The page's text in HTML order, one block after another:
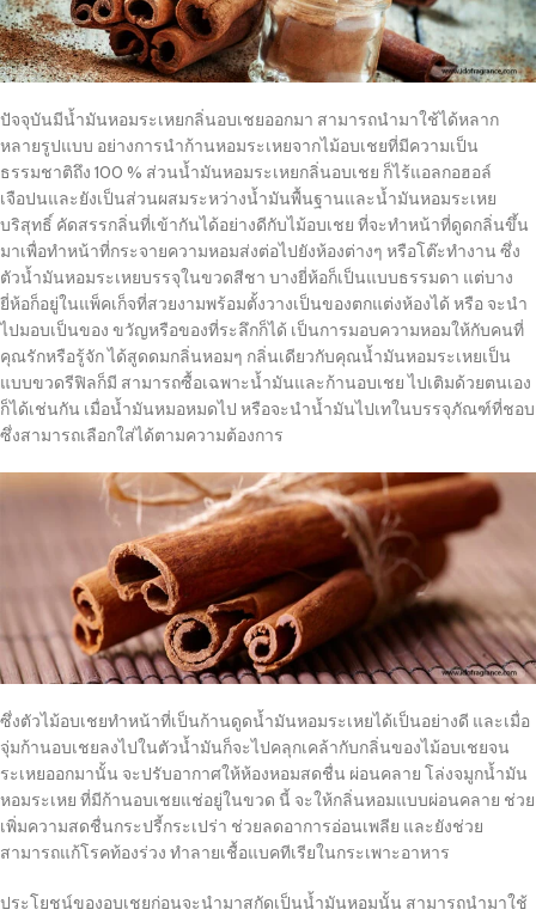
ปัจจุบันมีน้ำมันหอมระเหยกลิ่นอบเชยออกมา สามารถนำมาใช้ได้หลาก
หลายรูปแบบ อย่างการนำก้านหอมระเหยจากไม้อบเชยที่มีความเป็น
ธรรมชาติถึง 100 % ส่วนน้ำมันหอมระเหยกลิ่นอบเชย ก็ไร้แอลกอฮอล์
เจือปนและยังเป็นส่วนผสมระหว่างน้ำมันพื้นฐานและน้ำมันหอมระเหย
บริสุทธิ์ คัดสรรกลิ่นที่เข้ากันได้อย่างดีกับไม้อบเชย ที่จะทำหน้าที่ดูดกลิ่นขึ้น
มาเพื่อทำหน้าที่กระจายความหอมส่งต่อไปยังห้องต่างๆ หรือโต๊ะทำงาน ซึ่ง
ตัวน้ำมันหอมระเหยบรรจุในขวดสีชา บางยี่ห้อก็เป็นแบบธรรมดา แต่บาง
ยี่ห้อก็อยู่ในแพ็คเก็จที่สวยงามพร้อมตั้งวางเป็นของตกแต่งห้องได้ หรือ จะนำ
ไปมอบเป็นของ ขวัญหรือของที่ระลึกก็ได้ เป็นการมอบความหอมให้กับคนที่
คุณรักหรือรู้จัก ได้สูดดมกลิ่นหอมๆ กลิ่นเดียวกับคุณน้ำมันหอมระเหยเป็น
แบบขวดรีฟิลก็มี สามารถซื้อเฉพาะน้ำมันและก้านอบเชย ไปเติมด้วยตนเอง
ก็ได้เช่นกัน เมื่อน้ำมันหมอหมดไป หรือจะนำน้ำมันไปเทในบรรจุภัณฑ์ที่ชอบ
ซึ่งสามารถเลือกใส่ได้ตามความต้องการ
ซึ่งตัวไม้อบเชยทำหน้าที่เป็นก้านดูดน้ำมันหอมระเหยได้เป็นอย่างดี และเมื่อ
จุ่มก้านอบเชยลงไปในตัวน้ำมันก็จะไปคลุกเคล้ากับกลิ่นของไม้อบเชยจน
ระเหยออกมานั้น จะปรับอากาศให้ห้องหอมสดชื่น ผ่อนคลาย โล่งจมูกน้ำมัน
หอมระเหย ที่มีก้านอบเชยแช่อยู่ในขวด นี้ จะให้กลิ่นหอมแบบผ่อนคลาย ช่วย
เพิ่มความสดชื่นกระปรี้กระเปร่า ช่วยลดอาการอ่อนเพลีย และยังช่วย
สามารถแก้โรคท้องร่วง ทำลายเชื้อแบคทีเรียในกระเพาะอาหาร
ประโยชน์ของอบเชยก่อนจะนำมาสกัดเป็นน้ำมันหอมนั้น สามารถนำมาใช้